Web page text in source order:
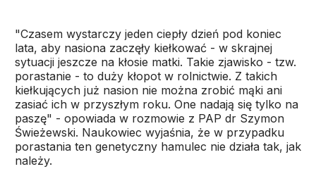
"Czasem wystarczy jeden ciepły dzień pod koniec
lata, aby nasiona zaczęły kiełkować - w skrajnej
sytuacji jeszcze na kłosie matki. Takie zjawisko - tzw.
porastanie - to duży kłopot w rolnictwie. Z takich
kiełkujących już nasion nie można zrobić mąki ani
zasiać ich w przyszłym roku. One nadają się tylko na
paszę" - opowiada w rozmowie z PAP dr Szymon
Świeżewski. Naukowiec wyjaśnia, że w przypadku
porastania ten genetyczny hamulec nie działa tak, jak
należy.